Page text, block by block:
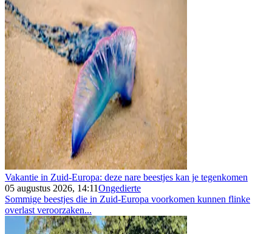
Vakantie in Zuid-Europa: deze nare beestjes kan je tegenkomen
05 augustus 2026, 14:11Ongedierte
Sommige beestjes die in Zuid-Europa voorkomen kunnen flinke
overlast veroorzaken...